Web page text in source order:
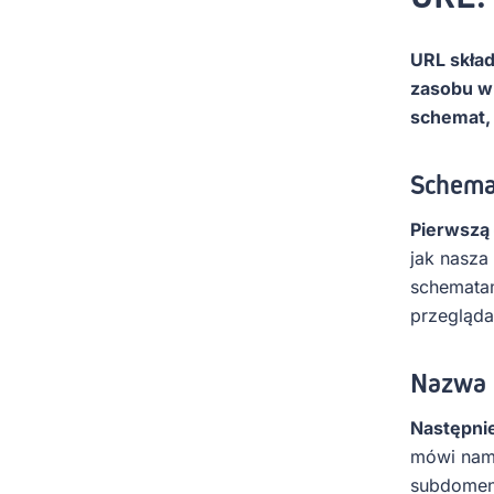
URL
zasobu
schemat,
jak
mówi